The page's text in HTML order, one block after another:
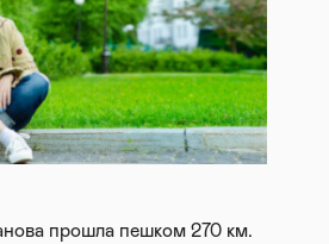
прошла пешком 270 км.